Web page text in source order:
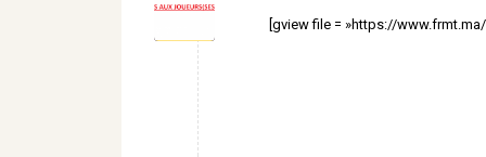
[gview file = »https://